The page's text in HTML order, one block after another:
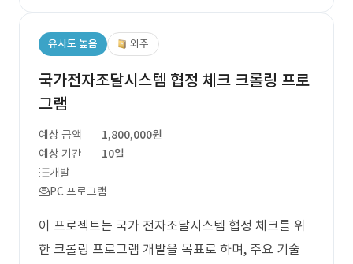
유사도 높음 외주
국가전자조달시스템 협정 체크 크롤링 프로
그램
예상 금액
1,800,000원
예상 기간
10일
개발
PC 프로그램
이 프로젝트는 국가 전자조달시스템 협정 체크를 위
한 크롤링 프로그램 개발을 목표로 하며, 주요 기술